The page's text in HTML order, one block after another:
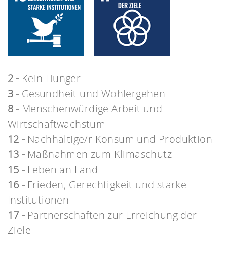
2 - Kein Hunger
3 - Gesundheit und Wohlergehen
8 - Menschenwürdige Arbeit und
Wirtschaftwachstum
12 - Nachhaltige/r Konsum und Produktion
13 - Maßnahmen zum Klimaschutz
15 - Leben an Land
16 - Frieden, Gerechtigkeit und starke
Institutionen
17 - Partnerschaften zur Erreichung der
Ziele